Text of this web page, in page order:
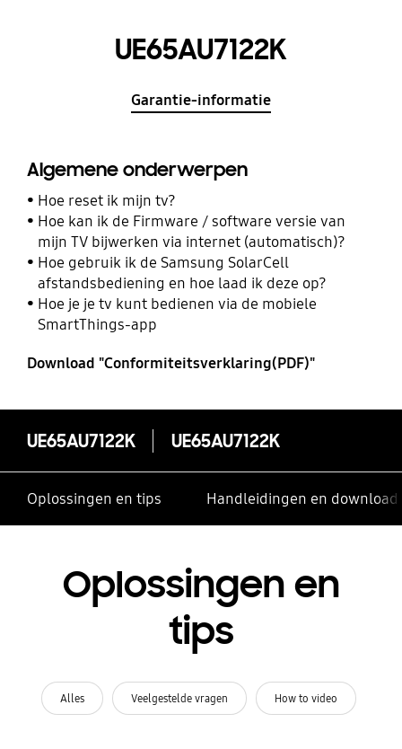
UE65AU7122K
Garantie-informatie
Algemene onderwerpen
Hoe reset ik mijn tv?
Hoe kan ik de Firmware / software versie van
mijn TV bijwerken via internet (automatisch)?
Hoe gebruik ik de Samsung SolarCell
afstandsbediening en hoe laad ik deze op?
Hoe je je tv kunt bedienen via de mobiele
SmartThings-app
Download "Conformiteitsverklaring(PDF)"
UE65AU7122K UE65AU7122K
Oplossingen en tips Handleidingen en
Oplossingen en
tips
Alles Veelgestelde vragen How to video